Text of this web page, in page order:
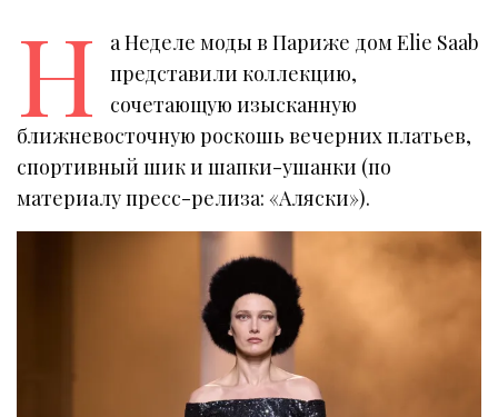
Н
а Неделе моды в Париже дом Elie Saab
представили коллекцию,
сочетающую изысканную
ближневосточную роскошь вечерних платьев,
спортивный шик и шапки-ушанки (по
материалу пресс-релиза: «Аляски»).